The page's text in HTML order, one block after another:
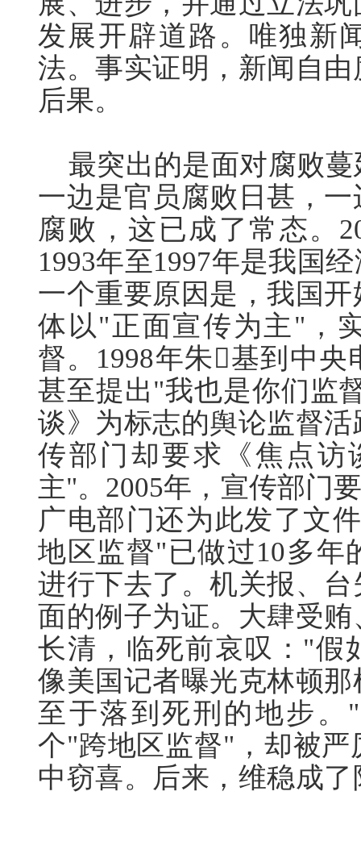
发展开辟道路。唯独新
法。事实证明，新闻自
后果。
最突出的是面对腐败蔓
一边是官员腐败日甚，
腐败，这已成了常态。
1993年至1997年是我国
一个重要原因是，我国
体以"正面宣传为主"，
督。1998年朱基到中
甚至提出"我也是你们监
谈》为标志的舆论监督
传部门却要求《焦点
主"。2005年，宣传部门
广电部门还为此发了文
地区监督"已做过10多年
进行下去了。机关报、
面的例子为证。大肆受
长清，临死前哀叹："假
像美国记者曝光克林顿
至于落到死刑的地步
个"跨地区监督"，却被
中窃喜。后来，维稳成